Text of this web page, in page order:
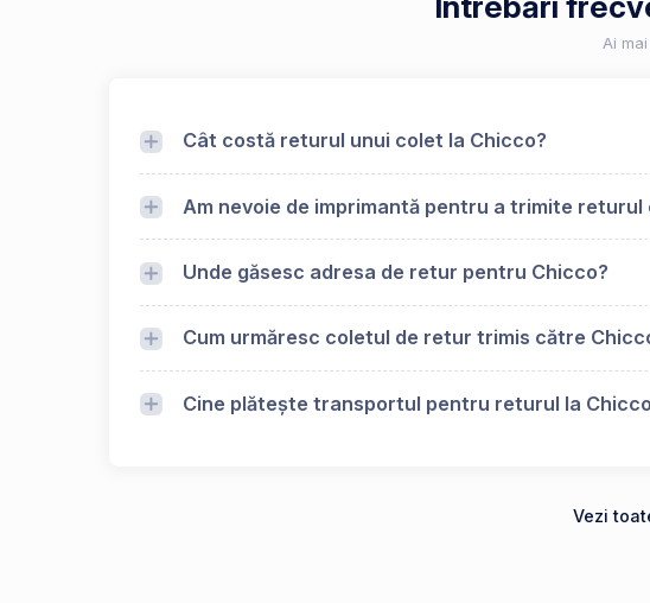
Ai
Cât costă returul unui colet la Chicco?
Am nevoie de imprimantă pentru a trimite returul
Unde găsesc adresa de retur pentru Chicco?
Cum urmăresc coletul de retur trimis către
Cine plătește transportul pentru returul la
Vezi